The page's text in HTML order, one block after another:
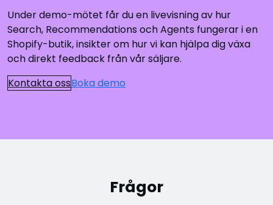
Under demo-mötet får du en livevisning av hur
Search, Recommendations och Agents fungerar i en
Shopify-butik, insikter om hur vi kan hjälpa dig växa
och direkt feedback från vår säljare.
Kontakta ossBoka demo
Frågor